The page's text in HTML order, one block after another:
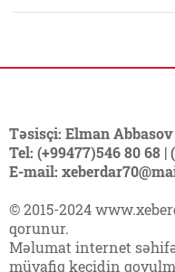
Təsisçi: Elman Abbasov
Tel: (+99477)546 80 68 |
E-mail:
© 2015-2024
qorunur.
Məlumat internet
müvafiq keçidin